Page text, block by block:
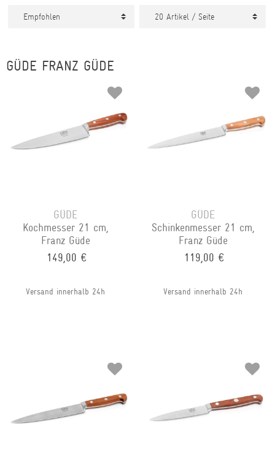
GÜDE FRANZ GÜDE
GÜDE
Kochmesser 21 cm,
Franz Güde
149,00 €
Versand innerhalb 24h
GÜDE
Schinkenmesser 21 cm,
Franz Güde
119,00 €
Versand innerhalb 24h